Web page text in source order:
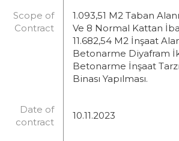
Scope of
Contract
1.093,51 M2 Taban
Ve 8 Normal Kattan
11.682,54 M2 İnşaat
Betonarme Diyafram
Betonarme İnşaat
Binası Yapılması.
Date of
contract
10.11.2023